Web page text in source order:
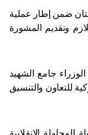
ضمن إطار عملية
وتقديم المشورة
جامع الشهيد
للتعاون والتنسيق
ارتقى في 15 تموز ليلة المحاولة الانقلابية